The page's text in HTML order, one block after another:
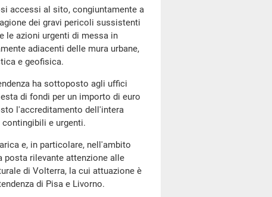
accessi al sito, congiuntamente a
dei gravi pericoli sussistenti
le azioni urgenti di messa in
adiacenti delle mura urbane,
e geofisica.
ha sottoposto agli uffici
di fondi per un importo di euro
l'accreditamento dell'intera
e urgenti.
e, in particolare, nell'ambito
posta rilevante attenzione alle
di Volterra, la cui attuazione è
di Pisa e Livorno.